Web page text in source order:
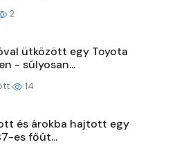
2
ütközött egy Toyota
- súlyosan...
14
és árokba hajtott egy
es főút...